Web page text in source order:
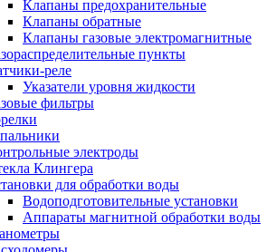
Клапаны предохранительные
Клапаны обратные
Клапаны газовые электромагнитные
пункты
реле
Указатели уровня жидкости
фильтры
электроды
Клингера
для обработки воды
Водоподготовительные установки
Аппараты магнитной обработки воды